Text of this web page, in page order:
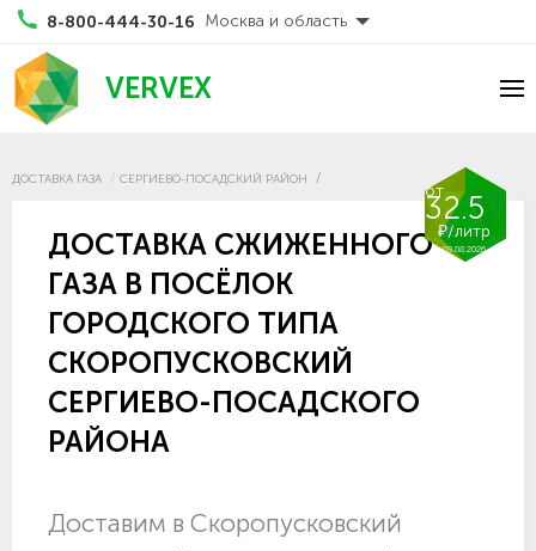
8-800-444-30-16 Москва и область
VERVEX
ДОСТАВКА ГАЗА СЕРГИЕВО-ПОСАДСКИЙ РАЙОН
от
32.5
₽/литр
09.08.2026
ДОСТАВКА СЖИЖЕННОГО
ГАЗА В ПОСЁЛОК
ГОРОДСКОГО ТИПА
СКОРОПУСКОВСКИЙ
СЕРГИЕВО-ПОСАДСКОГО
РАЙОНА
Доставим в Скоропусковский